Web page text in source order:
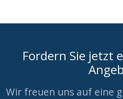
Fordern Sie jetzt
Wir freuen uns auf eine